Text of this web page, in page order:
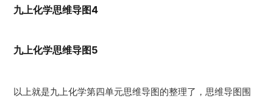
九上化学思维导图4
九上化学思维导图5
以上就是九上化学第四单元思维导图的整理了，思维导图围